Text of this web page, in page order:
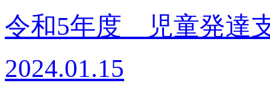
令和5年度 児童発達
2024.01.15